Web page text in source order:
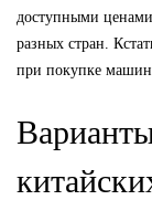
доступными
разных стран.
при покупке